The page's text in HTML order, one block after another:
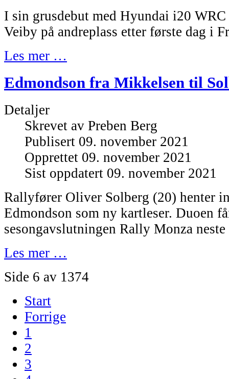
I sin grusdebut med Hyundai i20
Veiby på andreplass etter første dag i
Les mer …
Edmondson fra Mikkelsen til
Detaljer
Skrevet av Preben Berg
Publisert 09. november 2021
Opprettet 09. november 2021
Sist oppdatert 09. november 2021
Rallyfører Oliver Solberg (20) henter
Edmondson som ny kartleser. Duoen
sesongavslutningen Rally Monza neste
Les mer …
Side 6 av 1374
Start
Forrige
1
2
3